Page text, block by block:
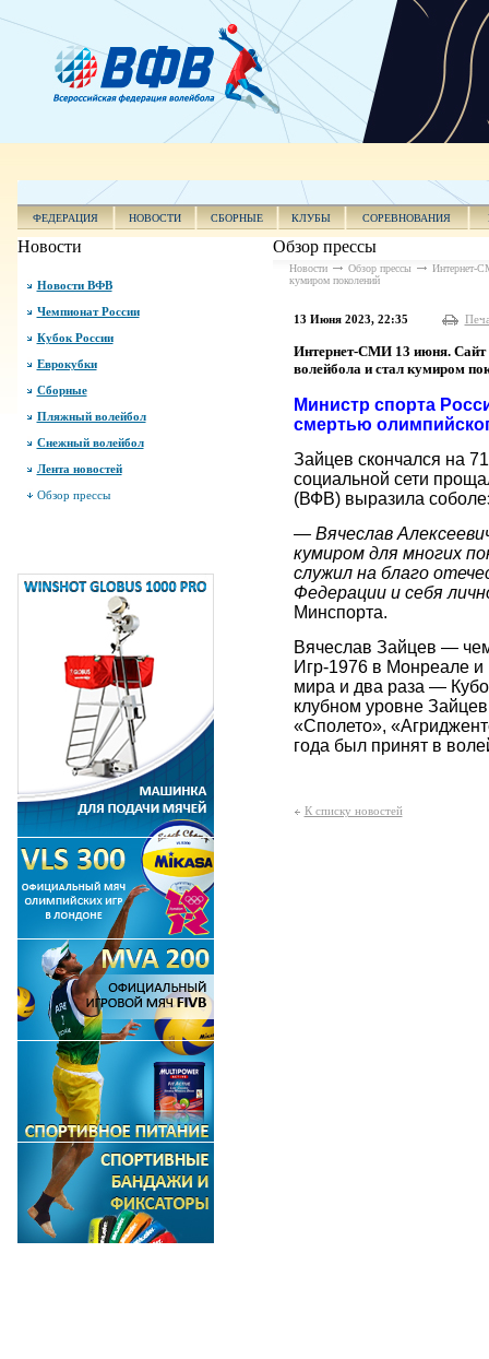
ФЕДЕРАЦИЯ НОВОСТИ СБОРНЫЕ КЛУБЫ СОРЕВНОВАНИЯ
Новости
Новости ВФВ
Чемпионат России
Кубок России
Еврокубки
Сборные
Пляжный волейбол
Снежный волейбол
Лента новостей
Обзор прессы
Обзор прессы
Новости Обзор прессы
Интернет-
кумиром поколений
13 Июня 2023, 22:35
Интернет-СМИ 13 июня. Сайт
волейбола и стал кумиром
Министр спорта
смертью
Зайцев скончался на
социальной сети
(ВФВ) выразила
— Вячеслав
кумиром для многих
служил на благо
Федерации и себя
Минспорта.
Вячеслав Зайцев —
Игр‑1976 в Монреале
мира и два раза —
клубном уровне
«Сполето»,
года был принят в
К списку новостей